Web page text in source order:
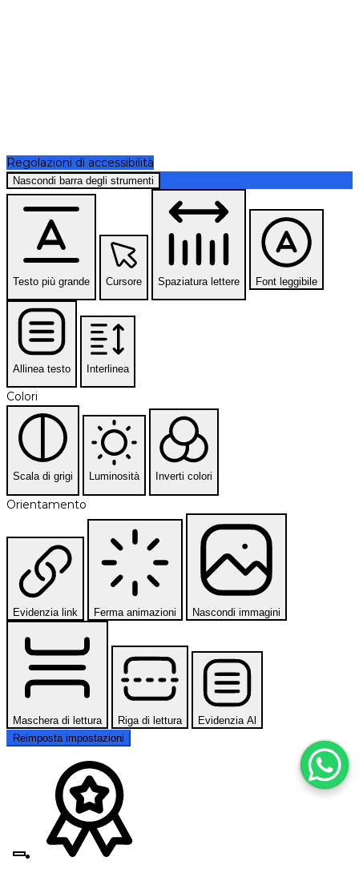
Regolazioni di accessibilità
Nascondi barra degli strumenti
Testo più grande Cursore Spaziatura lettere Font leggibile
Allinea testo Interlinea
Colori
Scala di grigi Luminosità Inverti colori
Orientamento
Evidenzia link Ferma animazioni Nascondi immagini
Maschera di lettura Riga di lettura
Evidenzia Al
Reimposta impostazioni